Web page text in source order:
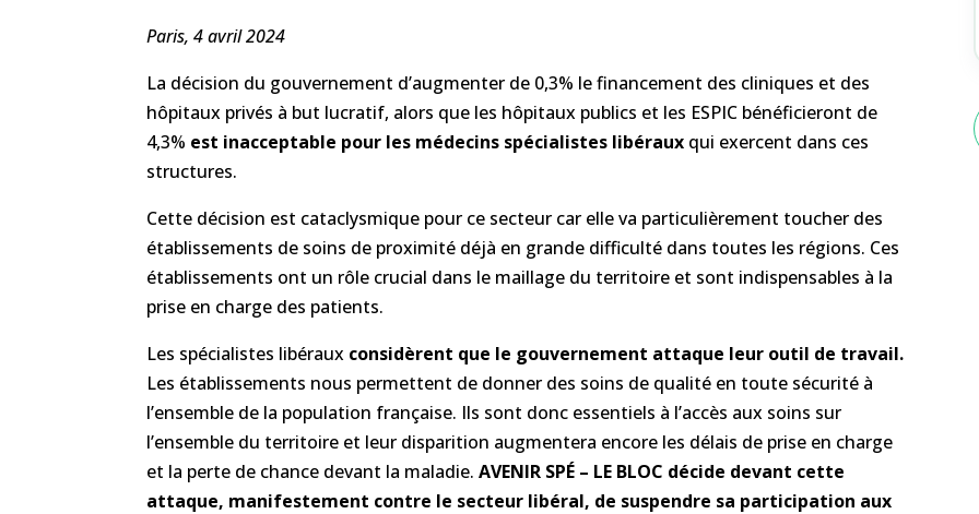
Paris, 4 avril 2024
La décision du gouvernement d’augmenter de 0,3% le financement des cliniques et des
hôpitaux privés à but lucratif, alors que les hôpitaux publics et les ESPIC bénéficieront de
4,3% est inacceptable pour les médecins spécialistes libéraux qui exercent dans ces
structures.
Cette décision est cataclysmique pour ce secteur car elle va particulièrement toucher des
établissements de soins de proximité déjà en grande difficulté dans toutes les régions. Ces
établissements ont un rôle crucial dans le maillage du territoire et sont indispensables à la
prise en charge des patients.
Les spécialistes libéraux considèrent que le gouvernement attaque leur outil de travail.
Les établissements nous permettent de donner des soins de qualité en toute sécurité à
l’ensemble de la population française. Ils sont donc essentiels à l’accès aux soins sur
l’ensemble du territoire et leur disparition augmentera encore les délais de prise en charge
et la perte de chance devant la maladie.AVENIR SPÉ – LE BLOC décide devant cette
attaque, manifestement contre le secteur libéral, de suspendre sa participation aux